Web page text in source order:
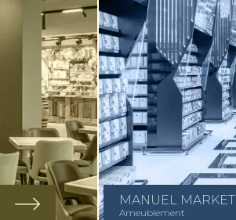
MANUEL MARKET
Ameublement